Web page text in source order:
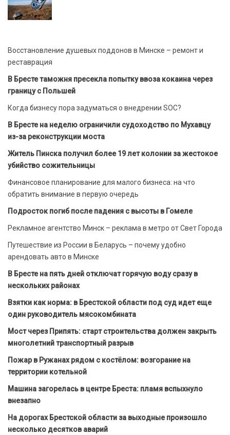
Восстановление душевых поддонов в Минске – ремонт и
реставрация
В Бресте таможня пресекла попытку ввоза кокаина через
границу с Польшей
Когда бизнесу пора задуматься о внедрении SOC?
В Бресте на неделю ограничили судоходство по Мухавцу
из-за реконструкции моста
Житель Пинска получил более 19 лет колонии за жестокое
убийство сожительницы
Финансовое планирование для малого бизнеса: на что
обратить внимание в первую очередь
Подросток погиб после падения с высоты в Гомеле
Рекламное агентство Минск – реклама в метро от Свет Города
Путешествие из России в Беларусь – почему удобно
арендовать авто в Минске
В Бресте на пять дней отключат горячую воду сразу в
нескольких районах
Взятки как норма: в Брестской области под суд идет еще
один руководитель мясокомбината
Мост через Припять: старт строительства должен закрыть
многолетний транспортный разрыв
Пожар в Ружанах рядом с костёлом: возгорание на
территории котельной
Машина загорелась в центре Бреста: пламя вспыхнуло
внезапно
На дорогах Брестской области за выходные произошло
несколько десятков аварий